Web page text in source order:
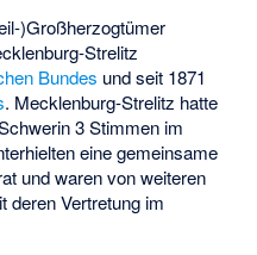
)Großherzogtümer
Strelitz
Bundes und seit 1871
. Mecklenburg-Strelitz hatte
3 Stimmen im
eine gemeinsame
und waren von weiteren
deren Vertretung im